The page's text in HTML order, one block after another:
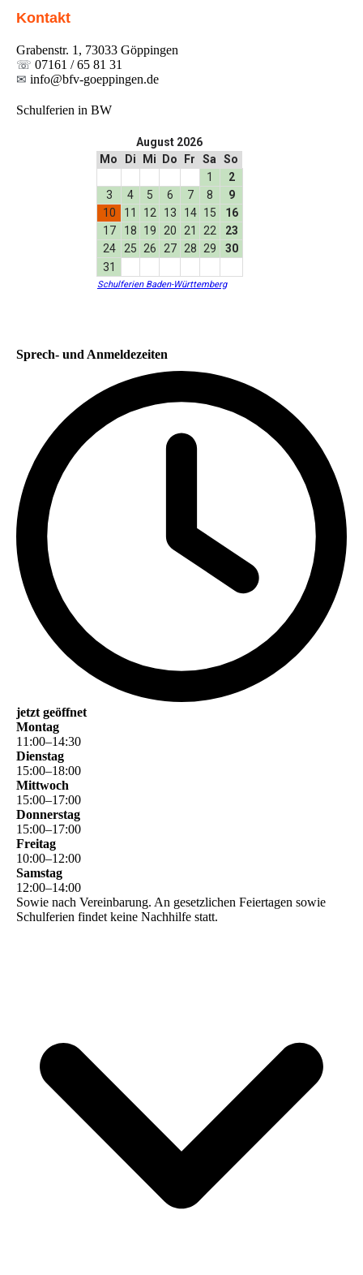
Kontakt
Grabenstr. 1, 73033 Göppingen
☏ 07161 / 65 81 31
✉ info@bfv-goeppingen.de
Schulferien in BW
Sprech- und Anmeldezeiten
jetzt geöffnet
Montag
11 :00–14:30
Dienstag
15:00–18:00
Mittwoch
15:00–17:00
Donnerstag
15:00–17:00
Freitag
10:00–12:00
Samstag
12:00–14:00
Sowie nach Vereinbarung. An gesetzlichen Feiertagen sowie
Schulferien findet keine Nachhilfe statt.